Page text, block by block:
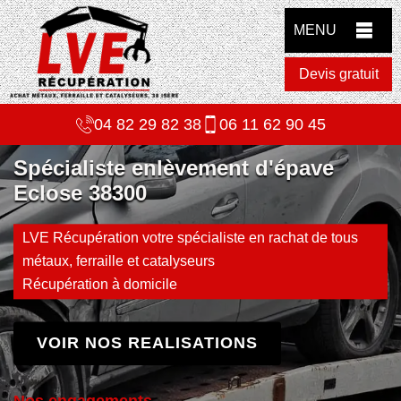
MENU
Devis gratuit
04 82 29 82 38 06 11 62 90 45
Spécialiste enlèvement d'épave
Eclose 38300
LVE Récupération votre spécialiste en rachat de tous
métaux, ferraille et catalyseurs
Récupération à domicile
VOIR NOS REALISATIONS